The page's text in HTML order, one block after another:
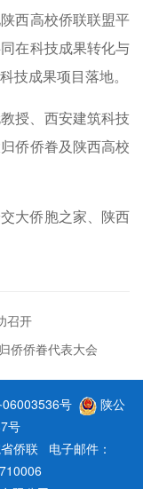
西高校侨联联盟平
在科技成果转化与
技成果项目落地。
授、西安建筑科技
侨侨眷及陕西高校
大侨胞之家、陕西
召开
侨侨眷代表大会
号
陕公
号
侨联 电子邮件：